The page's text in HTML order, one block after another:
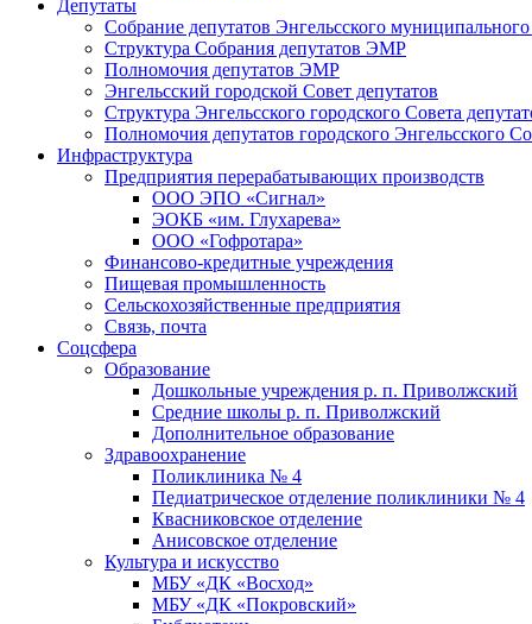
Депутаты
Собрание депутатов Энгельсского
Структура Собрания депутатов ЭМР
Полномочия депутатов ЭМР
Энгельсский городской Совет депутатов
Структура Энгельсского городского Совета
Полномочия депутатов городского Энгельсского
Инфраструктура
Предприятия перерабатывающих производств
ООО ЭПО «Сигнал»
ЭОКБ «им. Глухарева»
ООО «Гофротара»
Финансово-кредитные учреждения
Пищевая промышленность
Сельскохозяйственные предприятия
Связь, почта
Соцсфера
Образование
Дошкольные учреждения р. п. Приволжский
Средние школы р. п. Приволжский
Дополнительное образование
Здравоохранение
Поликлиника № 4
Педиатрическое отделение поликлиники № 4
Квасниковское отделение
Анисовское отделение
Культура и искусство
МБУ «ДК «Восход»
МБУ «ДК «Покровский»